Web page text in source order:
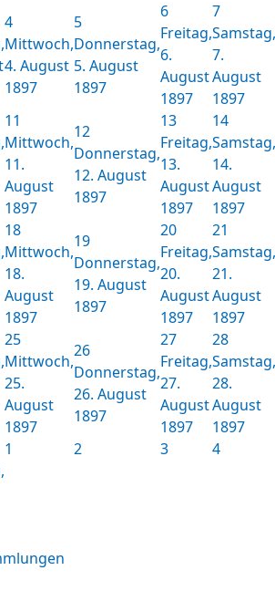
4
Mittwoch,
4. August
1897
5
Donnerstag,
5. August
1897
6
Freitag,
6.
August
1897
7
Samstag,
7.
August
1897
11
Mittwoch,
11.
August
1897
12
Donnerstag,
12. August
1897
13
Freitag,
13.
August
1897
14
Samstag,
14.
August
1897
18
Mittwoch,
18.
August
1897
19
Donnerstag,
19. August
1897
20
Freitag,
20.
August
1897
21
Samstag,
21.
August
1897
25
Mittwoch,
25.
August
1897
26
Donnerstag,
26. August
1897
27
Freitag,
27.
August
1897
28
Samstag,
28.
August
1897
1 2 3 4